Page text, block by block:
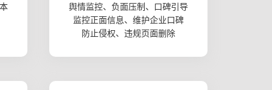
舆情监控、负面压制、口碑引导
监控正面信息、维护企业口碑
防止侵权、违规页面删除